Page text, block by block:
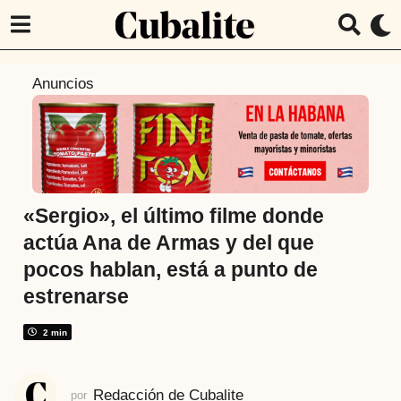
t
á
s
7
a
ñ
s
Anuncios
«Sergio», el último filme donde
actúa Ana de Armas y del que
pocos hablan, está a punto de
estrenarse
2 min
por Redacción de Cubalite